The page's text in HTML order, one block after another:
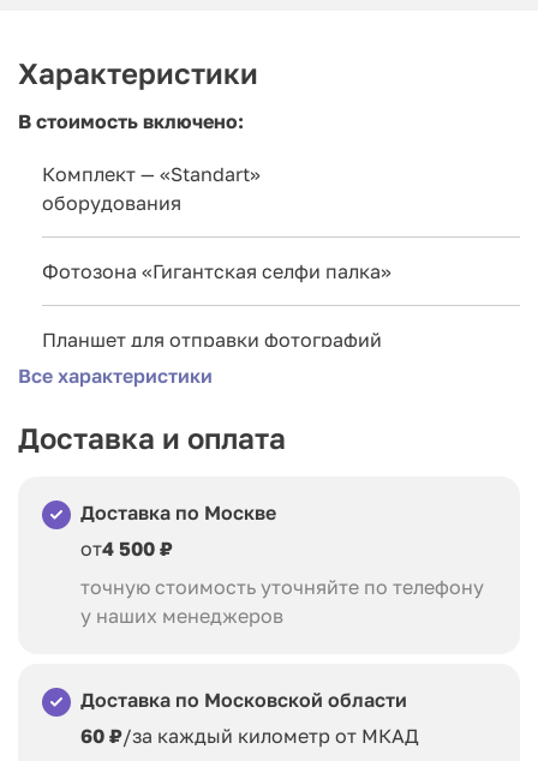
Характеристики
В стоимость включено:
Комплект — «Standart»
оборудования
Фотозона «Гигантская селфи палка»
Планшет для отправки фотографий
оборудования
Фотозона «Гигантская селфи палка»
Фотопринтер для печати
Все характеристики
Доставка и оплата
Доставка по Москве
от4 500 ₽
точную стоимость уточняйте по телефону
у наших менеджеров
Доставка по Московской области
60 ₽/за каждый километр от МКАД